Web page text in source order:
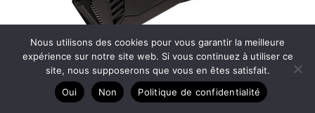
Test du casque moto LS2 Pioneer II noir mat L
Nous utilisons des cookies pour vous garantir la meilleure
expérience sur notre site web. Si vous continuez à utiliser ce
site, nous supposerons que vous en êtes satisfait.
Oui
Non Politique de confidentialité